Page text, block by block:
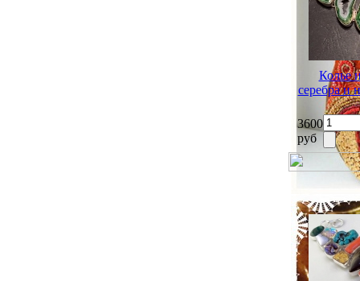
Колье
серебра и
3600
руб